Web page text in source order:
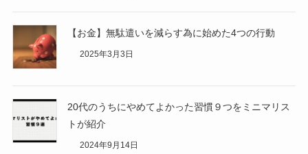
【お金】無駄遣いを減らす為に始めた4つの行動
2025年3月3日
20代のうちにやめてよかった習慣９つをミニマリス
トが紹介
2024年9月14日